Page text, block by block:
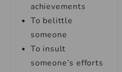
achievements
To belittle
someone
To insult
someone’s efforts